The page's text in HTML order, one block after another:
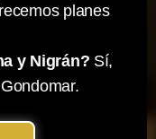
planes
y Nigrán? Sí,